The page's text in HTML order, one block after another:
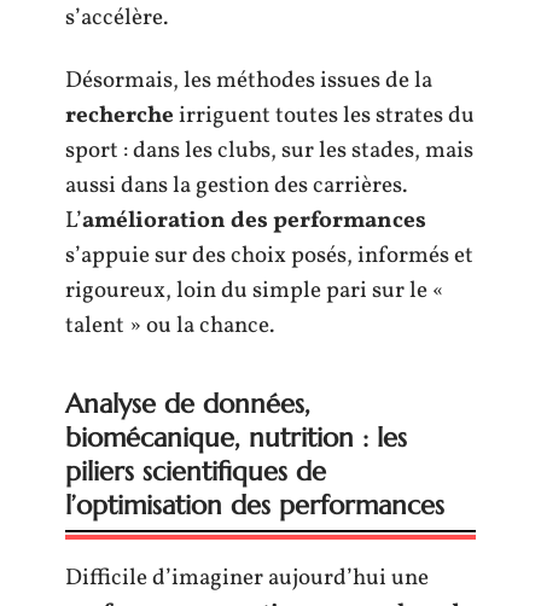
s’accélère.
Désormais, les méthodes issues de la
rechercheirriguent toutes les strates du
sport : dans les clubs, sur les stades, mais
aussi dans la gestion des carrières.
L’amélioration des performances
s’appuie sur des choix posés, informés et
rigoureux, loin du simple pari sur le «
talent » ou la chance.
Analyse de données,
biomécanique, nutrition : les
piliers scientifiques de
l’optimisation des performances
Difficile d’imaginer aujourd’hui une